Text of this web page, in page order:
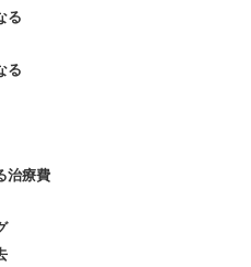
る
る
治療費